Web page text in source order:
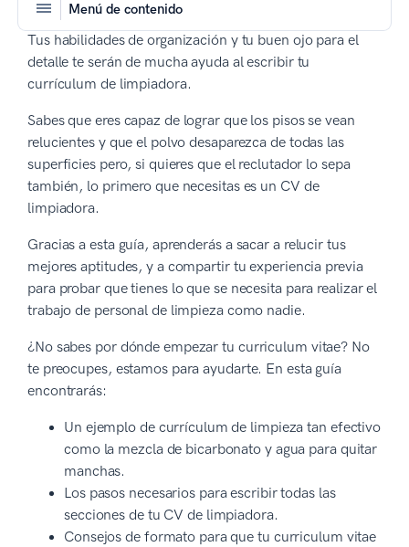
Menú de contenido
Tus habilidades de organización y tu buen ojo para el
detalle te serán de mucha ayuda al escribir tu
currículum de limpiadora.
Sabes que eres capaz de lograr que los pisos se vean
relucientes y que el polvo desaparezca de todas las
superficies pero, si quieres que el reclutador lo sepa
también, lo primero que necesitas es un CV de
limpiadora.
Gracias a esta guía, aprenderás a sacar a relucir tus
mejores aptitudes, y a compartir tu experiencia previa
para probar que tienes lo que se necesita para realizar el
trabajo de personal de limpieza como nadie.
¿No sabes por dónde empezar tu curriculum vitae? No
te preocupes, estamos para ayudarte. En esta guía
encontrarás:
Un ejemplo de currículum de limpieza tan efectivo
como la mezcla de bicarbonato y agua para quitar
manchas.
Los pasos necesarios para escribir todas las
secciones de tu CV de limpiadora.
Consejos de formato para que tu curriculum vitae